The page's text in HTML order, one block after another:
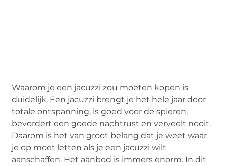
Waarom je een jacuzzi zou moeten kopen is
duidelijk. Een jacuzzi brengt je het hele jaar door
totale ontspanning, is goed voor de spieren,
bevordert een goede nachtrust en verveelt nooit.
Daarom is het van groot belang dat je weet waar
je op moet letten als je een jacuzzi wilt
aanschaffen. Het aanbod is immers enorm. In dit